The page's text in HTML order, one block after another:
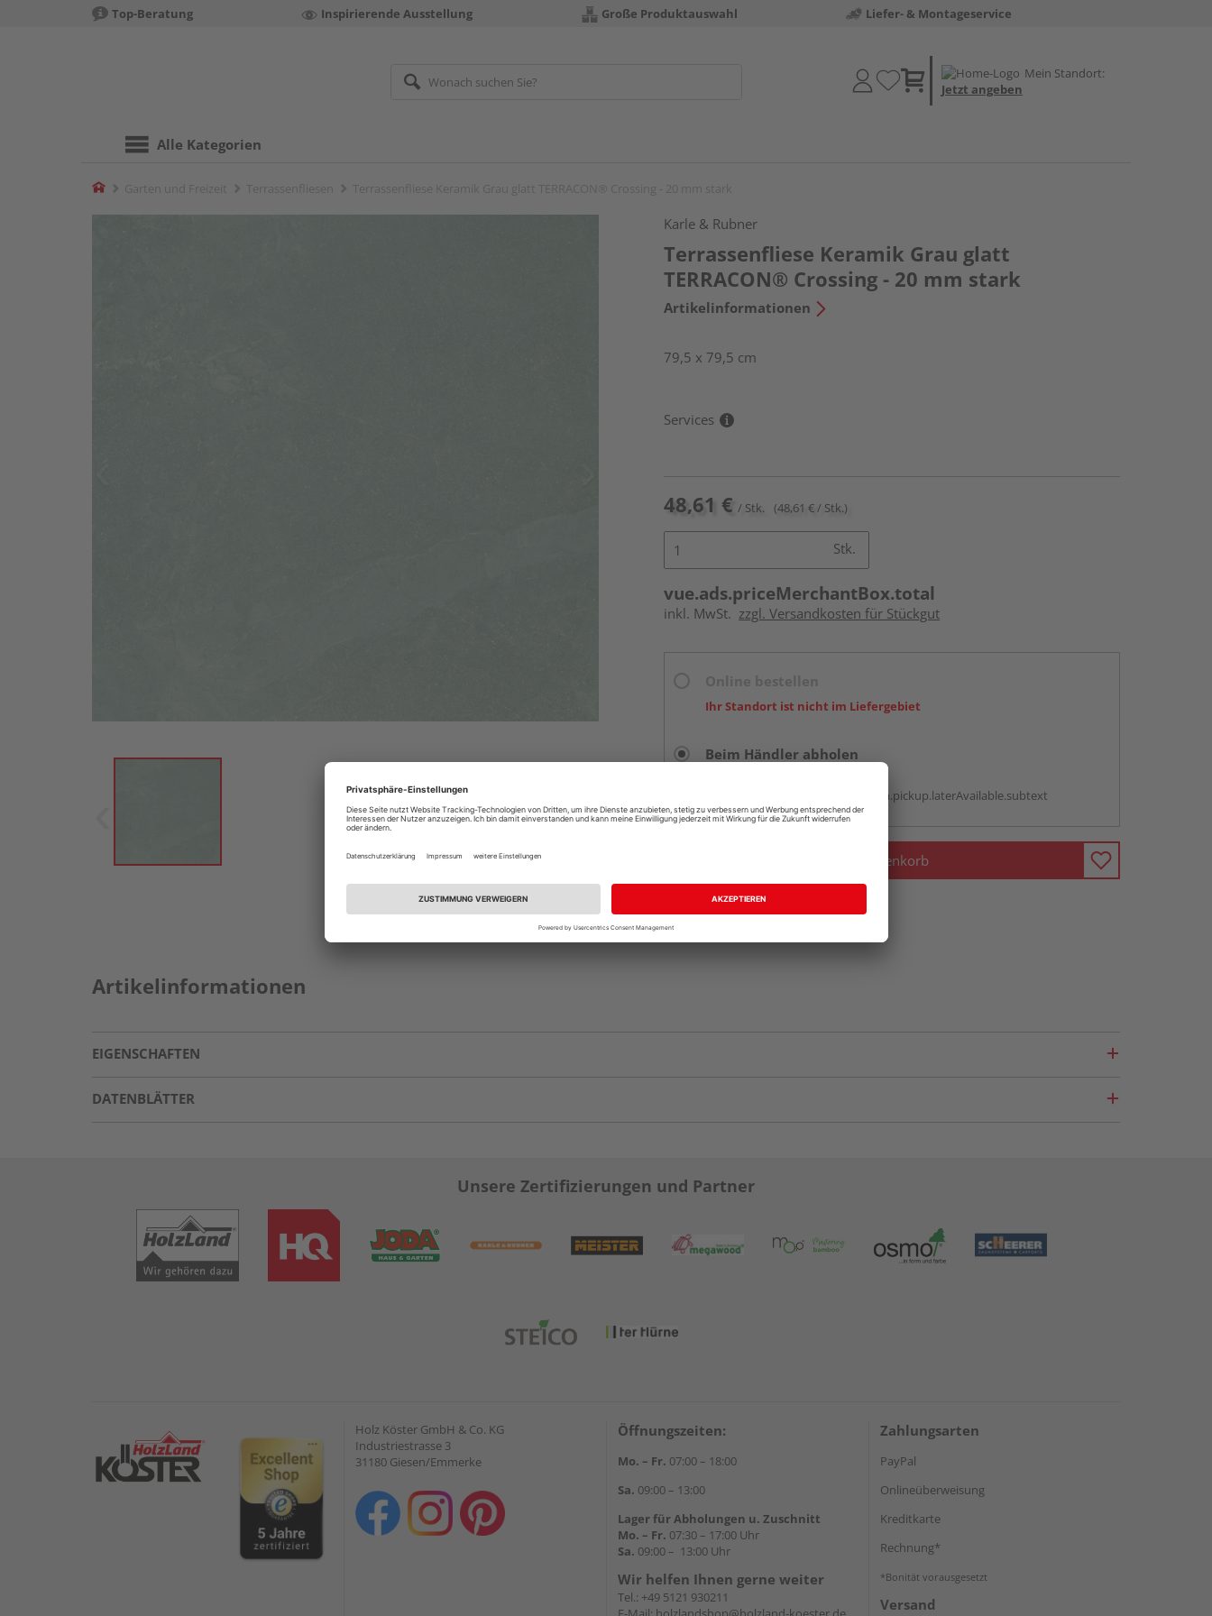
Top-Beratung Inspirierende Ausstellung Große Produktauswahl Liefer- & Montageservice
Mein Standort:
Jetzt angeben
Alle Kategorien
Home
Karle & Rubner
Terrassenfliese Keramik Grau glatt
TERRACON® Crossing - 20 mm stark
Artikelinformationen
79,5 x 79,5 cm
Services
48,61 € / Stk. (48,61 € / Stk.)
Stk.
vue.ads.priceMerchantBox.total
inkl. MwSt. zzgl. Versandkosten für Stückgut
Ihr Standort ist nicht im Liefergebiet
Beim Händler abholen
vue.ads.priceMerchantBox.option.pickup.laterAvailable.subtext
In den Warenkorb
Komplettangebot anfragen
Artikelinformationen
EIGENSCHAFTEN
DATENBLÄTTER
Unsere Zertifizierungen und Partner
Holz Köster GmbH & Co. KG
Industriestrasse 3
31180 Giesen/Emmerke
Öffnungszeiten:
Mo. – Fr. 07:00 – 18:00
Sa. 09:00 – 13:00
Lager für Abholungen u. Zuschnitt
Mo. – Fr. 07:30 – 17:00 Uhr
Sa. 09:00 – 13:00 Uhr
Wir helfen Ihnen gerne weiter
Tel.: +49 5121 930211
Zahlungsarten
PayPal
Onlineüberweisung
Kreditkarte
Rechnung*
*Bonität vorausgesetzt
Versand